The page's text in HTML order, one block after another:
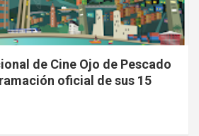
de Cine Ojo de Pescado
oficial de sus 15